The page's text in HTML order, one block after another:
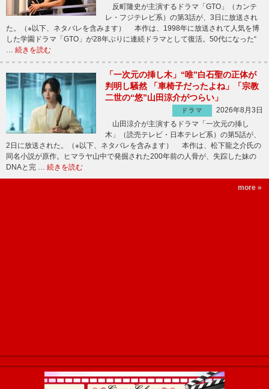
反町隆史が主演するドラマ「GTO」（カンテ
レ・フジテレビ系）の第3話が、3日に放送され
た。（※以下、ネタバレを含みます） 本作は、1998年に放送されて人気を博
した学園ドラマ「GTO」が28年ぶりに連続ドラマとして復活。50代になった“
続きを読む
「一次元の挿し木」“唯”白石聖の正体が
判明し騒然 「車椅子だったよね」「宗教
二世の“悠”山田涼介がつらい」
ドラマ
2026年8月3日
山田涼介が主演するドラマ「一次元の挿し
木」（読売テレビ・日本テレビ系）の第5話が、
2日に放送された。（※以下、ネタバレを含みます） 本作は、松下龍之介氏の
同名小説が原作。ヒマラヤ山中で発掘された200年前の人骨が、失踪した妹の
DNAと完 … 続きを読む
more »